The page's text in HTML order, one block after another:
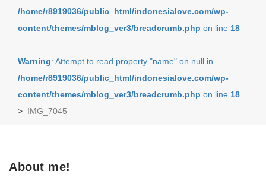
/home/r8919036/public_html/indonesialove.com/wp-
content/themes/mblog_ver3/breadcrumb.php on line 18
Warning: Attempt to read property "name" on null in
/home/r8919036/public_html/indonesialove.com/wp-
content/themes/mblog_ver3/breadcrumb.php on line 18
> IMG_7045
About me!